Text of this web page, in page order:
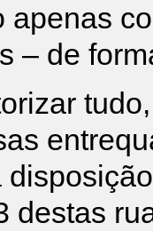
apenas
– de
destas